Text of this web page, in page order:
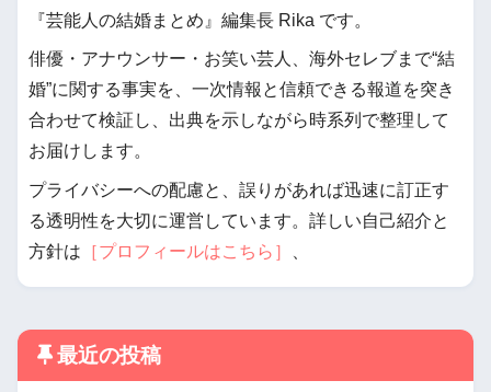
『芸能人の結婚まとめ』編集長 Rika です。
俳優・アナウンサー・お笑い芸人、海外セレブまで“結
婚”に関する事実を、一次情報と信頼できる報道を突き
合わせて検証し、出典を示しながら時系列で整理して
お届けします。
プライバシーへの配慮と、誤りがあれば迅速に訂正す
る透明性を大切に運営しています。詳しい自己紹介と
方針は ［プロフィールはこちら］
最近の投稿